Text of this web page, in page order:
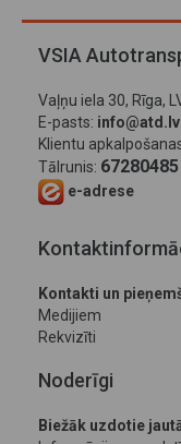
VSIA
Vaļņu iela 30, Rīga,
E-pasts: info@atd.lv
Klientu
Tālrunis: 67280485
e-adrese
Kontakti un
Medijiem
Rekvizīti
Noderīgi
Biežāk uzdotie